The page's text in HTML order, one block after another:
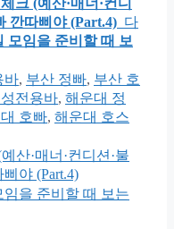
크 (예산·매너·컨디
깐따삐야 (Part.4) 다
모임을 준비할 때 보
바, 부산 정빠, 부산 호
전용바, 해운대 정
호빠, 해운대 호스
산·매너·컨디션·불
야 (Part.4)
을 준비할 때 보는